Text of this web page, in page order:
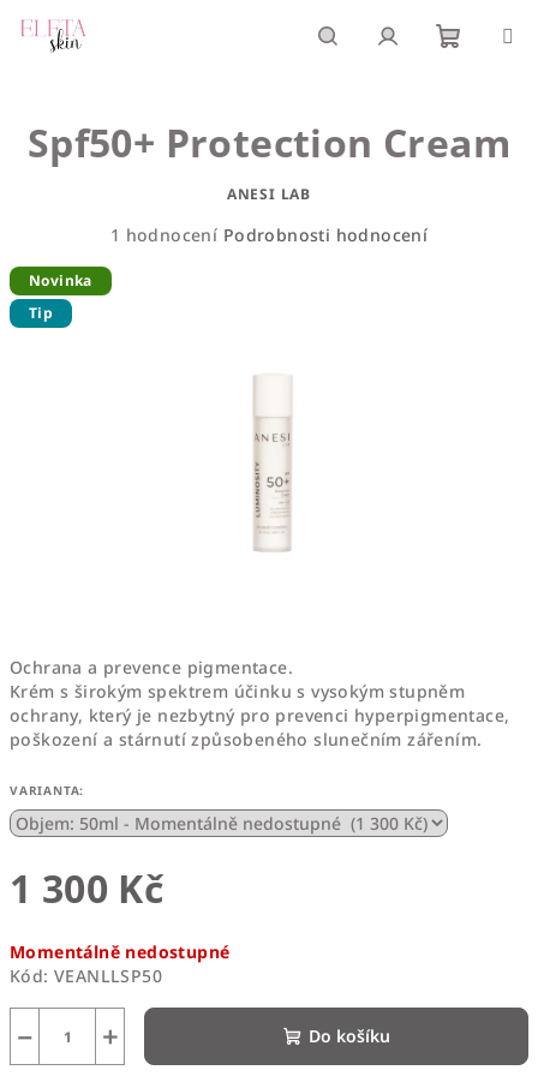
obsah
košík
Ochrana a prevence pigmentace.
Krém s širokým spektrem účinku s vysokým stupněm
ochrany, který je nezbytný pro prevenci hyperpigmentace,
poškození a stárnutí způsobeného slunečním zářením.
VARIANTA:
1 300 Kč
cena:
Momentálně nedostupné
Kód: VEANLLSP50
+
− Do košíku
Spf50+ Protection Cream
ANESI LAB
Průměrné
produktu
1 hodnocení Podrobnosti hodnocení
Novinka
Tip